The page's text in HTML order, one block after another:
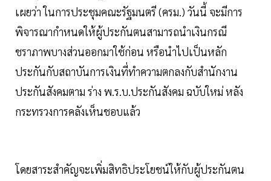
เผยว่า ในการประชุมคณะรัฐมนตรี (ครม.) วันนี้ จะมีการ
พิจารณากำหนดให้ผู้ประกันตนสามารถนำเงินกรณี
ชราภาพบางส่วนออกมาใช้ก่อน หรือนำไปเป็นหลัก
ประกันกับสถาบันการเงินที่ทำความตกลงกับสำนักงาน
ประกันสังคมตาม ร่าง พ.ร.บ.ประกันสังคม ฉบับใหม่ หลัง
กระทรวงการคลังเห็นชอบแล้ว
โดยสาระสำคัญจะเพิ่มสิทธิประโยชน์ให้กับผู้ประกันตน